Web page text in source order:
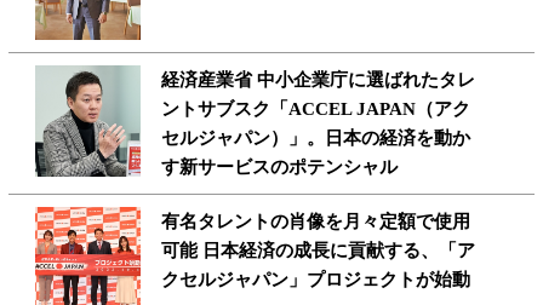
経済産業省 中小企業庁に選ばれたタレ
ントサブスク「ACCEL JAPAN（アク
セルジャパン）」。日本の経済を動か
す新サービスのポテンシャル
有名タレントの肖像を月々定額で使用
可能 日本経済の成長に貢献する、「ア
クセルジャパン」プロジェクトが始動